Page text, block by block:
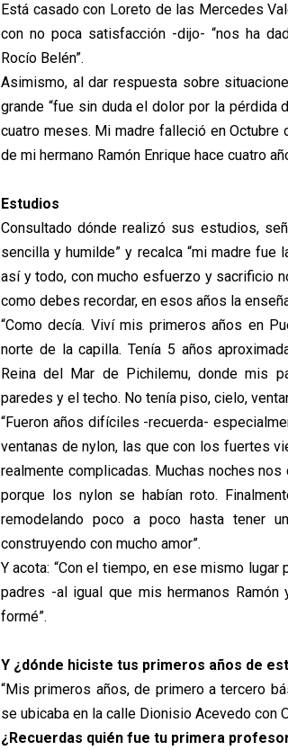
Está casado con Loreto de las Mercedes
con no poca satisfacción -dijo- “nos ha
Rocío Belén”.
Asimismo, al dar respuesta sobre
grande “fue sin duda el dolor por la
cuatro meses. Mi madre falleció en Octubre
de mi hermano Ramón Enrique hace cuatro
Estudios
Consultado dónde realizó sus estudios,
sencilla y humilde” y recalca “mi madre fue
así y todo, con mucho esfuerzo y sacrificio
como debes recordar, en esos años la
“Como decía. Viví mis primeros años en
norte de la capilla. Tenía 5 años
Reina del Mar de Pichilemu, donde mis
paredes y el techo. No tenía piso, cielo,
“Fueron años difíciles -recuerda-
ventanas de nylon, las que con los fuertes
realmente complicadas. Muchas noches
porque los nylon se habían roto.
remodelando poco a poco hasta tener
construyendo con mucho amor”.
Y acota: “Con el tiempo, en ese mismo
padres -al igual que mis hermanos
formé”.
Y ¿dónde hiciste tus primeros años de
“Mis primeros años, de primero a tercero
se ubicaba en la calle Dionisio Acevedo con
¿Recuerdas quién fue tu primera